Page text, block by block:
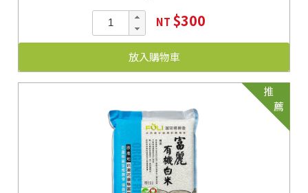
NT $300
放入購物車
推
薦